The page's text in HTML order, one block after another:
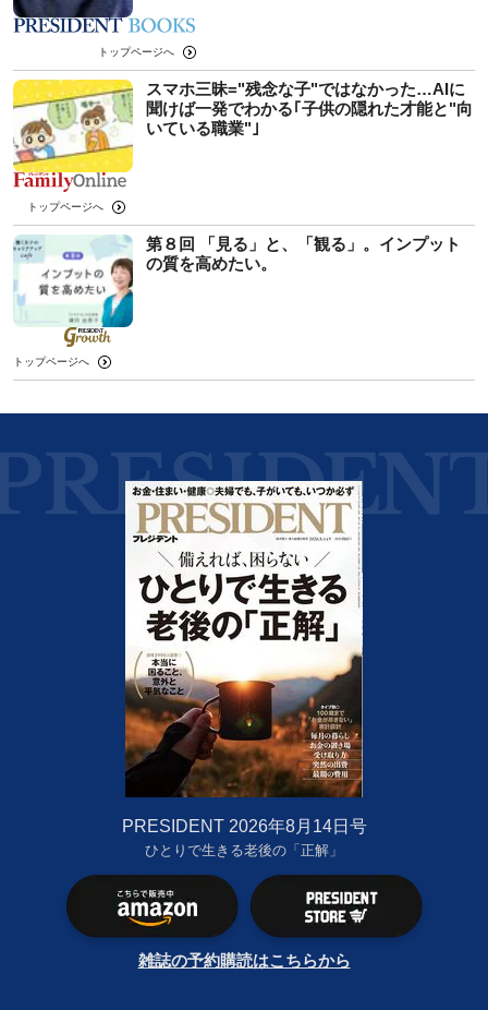
トップページへ
スマホ三昧="残念な子"ではなかった…AIに
聞けば一発でわかる｢子供の隠れた才能と"向
いている職業"｣
トップページへ
第８回 「見る」と、「観る」。インプット
の質を高めたい。
トップページへ
PRESIDENT 2026年8月14日号
ひとりで生きる老後の「正解」
雑誌の予約購読はこちらから